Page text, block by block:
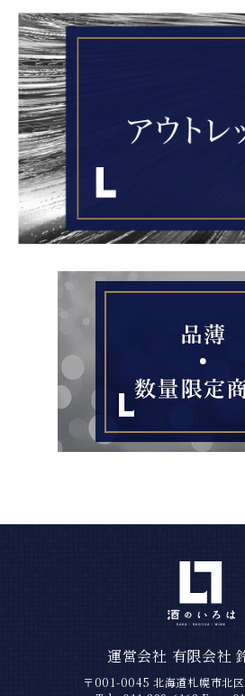
運営会社 有限会社
〒001-0045 北海道札幌市北